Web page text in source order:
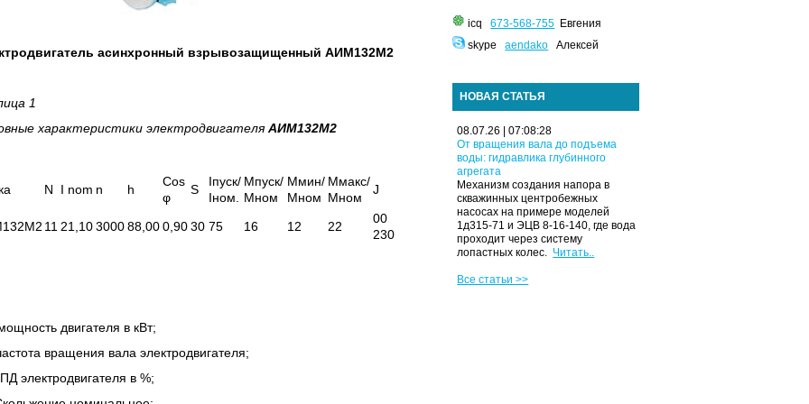
асинхронный взрывозащищенный АИМ132M2
1
характеристики электродвигателяАИМ132M2
N I nom n h
Соs
φ
S
Iпуск/
Iном.
Мпуск/
Мном
Ммин/
Мном
Ммакс/
Мном
J
11 21,10 3000 88,00 0,90 30 75 16 12 22
00
230
двигателя в кВт;
вращения вала электродвигателя;
электродвигателя в %;
icq673-568-755 Евгения
skypeaendako Алексей
НОВАЯ СТАТЬЯ
08.07.26 | 07:08:28
От вращения вала до подъема
воды: гидравлика глубинного
агрегата
Механизм создания напора в
скважинных центробежных
насосах на примере моделей
1д315-71 и ЭЦВ 8-16-140, где вода
проходит через систему
лопастных колес. Читать..
Все статьи >>